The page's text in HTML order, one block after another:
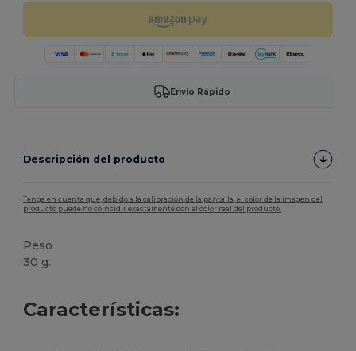
Envío Rápido
Descripción del producto
Tenga en cuenta que, debido a la calibración de la pantalla, el color de la imagen del
producto puede no coincidir exactamente con el color real del producto.
Peso
30 g.
Características: